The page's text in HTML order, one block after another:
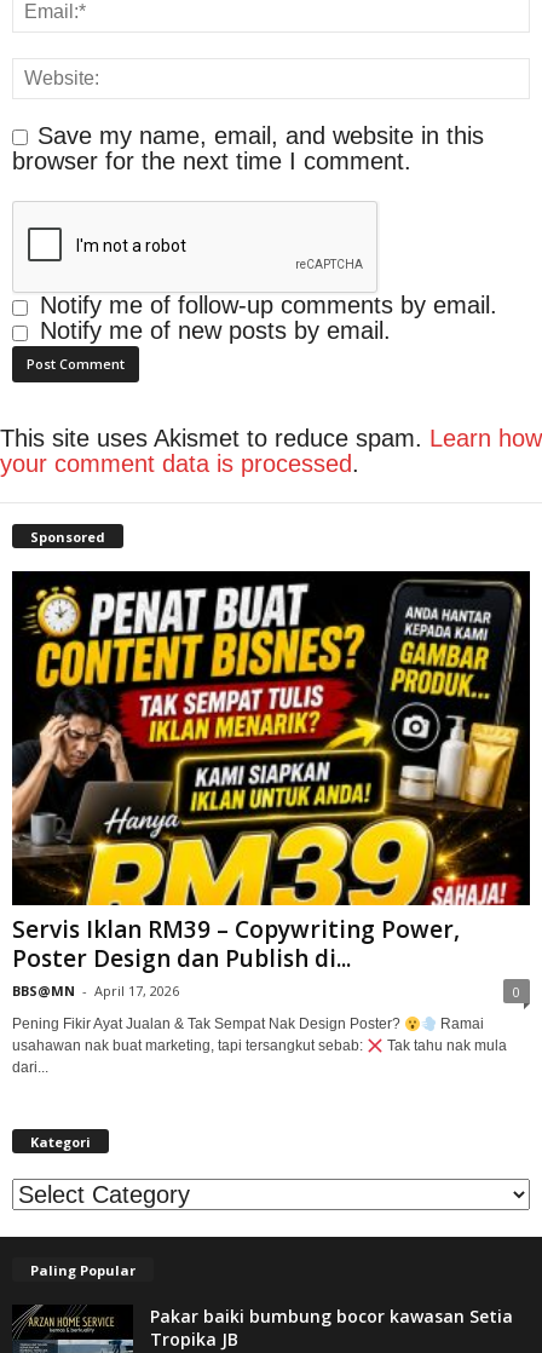
Save my name, email, and website in this
browser for the next time I comment.
Notify me of follow-up comments by email.
Notify me of new posts by email.
This site uses Akismet to reduce spam. Learn how
your comment data is processed.
Sponsored
Servis Iklan RM39 – Copywriting Power,
Poster Design dan Publish di...
BBS@MN - April 17, 2026 0
Pening Fikir Ayat Jualan & Tak Sempat Nak Design Poster?
Ramai
usahawan nak buat marketing, tapi tersangkut sebab:
Tak tahu nak mula
dari...
Kategori
Kategori
Paling Popular
Pakar baiki bumbung bocor kawasan Setia
Tropika JB